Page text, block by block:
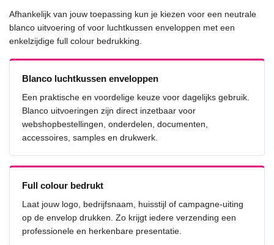
Afhankelijk van jouw toepassing kun je kiezen voor een neutrale
blanco uitvoering of voor luchtkussen enveloppen met een
enkelzijdige full colour bedrukking.
Blanco luchtkussen enveloppen
Een praktische en voordelige keuze voor dagelijks gebruik.
Blanco uitvoeringen zijn direct inzetbaar voor
webshopbestellingen, onderdelen, documenten,
accessoires, samples en drukwerk.
Full colour bedrukt
Laat jouw logo, bedrijfsnaam, huisstijl of campagne-uiting
op de envelop drukken. Zo krijgt iedere verzending een
professionele en herkenbare presentatie.